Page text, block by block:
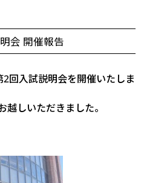
会 開催報告
回入試説明会を開催いたしま
しいただきました。